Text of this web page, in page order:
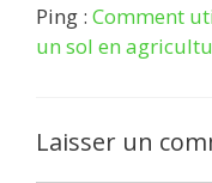
Ping : Comment
un sol en
Laisser un